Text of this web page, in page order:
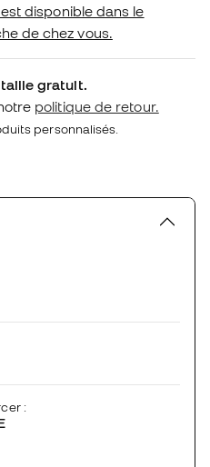
disponible dans le
de chez vous.
gratuit.
politique de retour.
personnalisés.
: